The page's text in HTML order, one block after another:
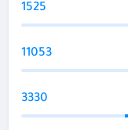
1525
11053
3330